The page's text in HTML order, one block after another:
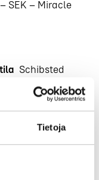
Tietoja
SEK – Miracle
Schibsted
SEK – Miracle
Music Finland ja